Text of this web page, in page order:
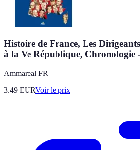
Histoire de France, Les
à la Ve République, Chronologie
Ammareal FR
3.49 EURVoir le prix